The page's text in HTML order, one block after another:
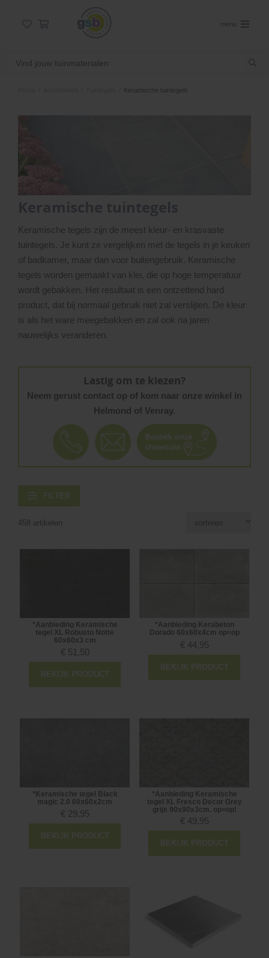
menu
Keramische tuintegels
Keramische tegels zijn de meest kleur- en krasvaste
tuintegels. Je kunt ze vergelijken met de tegels in je keuken
of badkamer, maar dan voor buitengebruik. Keramische
tegels worden gemaakt van klei, die op hoge temperatuur
wordt gebakken. Het resultaat is een ontzettend hard
product, dat bij normaal gebruik niet zal verslijten. De kleur
is als het ware meegebakken en zal ook na jaren
nauwelijks veranderen.
Lastig om te kiezen?
Neem gerust contact op of kom naar onze winkel in
Helmond of Venray.
FILTER
458 artikelen
*Aanbieding Keramische
tegel XL Robusto Notte
60x60x3 cm
€ 51,50
BEKIJK PRODUCT
*Aanbieding Kerabeton
Dorado 60x60x4cm op=op
€ 44,95
BEKIJK PRODUCT
*Keramische tegel Black
magic 2.0 60x60x2cm
€ 29,95
BEKIJK PRODUCT
*Aanbieding Keramische
tegel XL Fresco Decor Grey
grijs 90x90x3cm. op=op!
€ 49,95
BEKIJK PRODUCT